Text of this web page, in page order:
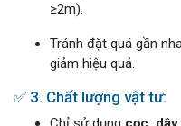
≥2m).
Tránh đặt quá gần
giảm hiệu quả.
✅ 3. Chất lượng vật tư: